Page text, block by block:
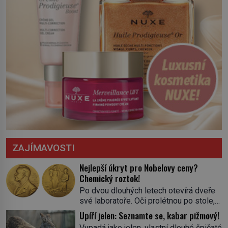
ZAJÍMAVOSTI
Nejlepší úkryt pro Nobelovy ceny?
Chemický roztok!
Po dvou dlouhých letech otevírá dveře
své laboratoře. Oči prolétnou po stole,
aby pak ulpěly na regálu, kde se nachází
všemožné látky. Hledá žluto-oranžovou
Upíří jelen: Seznamte se, kabar pižmový!